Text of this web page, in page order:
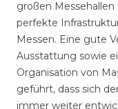
großen
perfekte
Messen. Eine gute
Ausstattung sowie
Organisation von
geführt, dass sich
immer weiter